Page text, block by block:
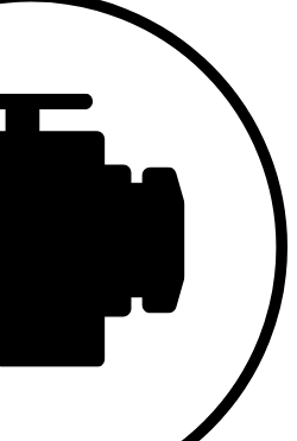
rendant tout l’intérieur
état, il n’attend que vous pour
balades cheveux au vent.
pour la vente, témoin du bon
Alfa Roméo est immatriculée en